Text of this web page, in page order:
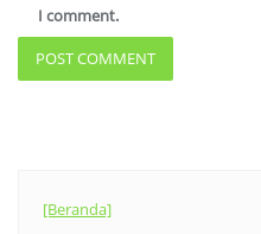
I comment.
[Beranda]